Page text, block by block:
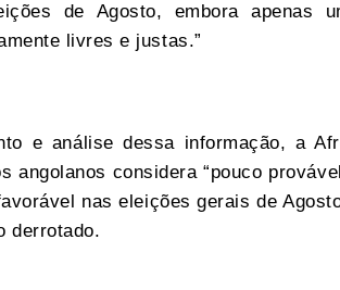
de Agosto, embora apenas
livres e justas.”
e análise dessa informação, a
angolanos considera “pouco
nas eleições gerais de
derrotado.